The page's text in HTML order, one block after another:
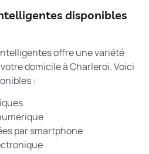
disponibles
offre une variété
domicile à Charleroi. Voici
:
par smartphone